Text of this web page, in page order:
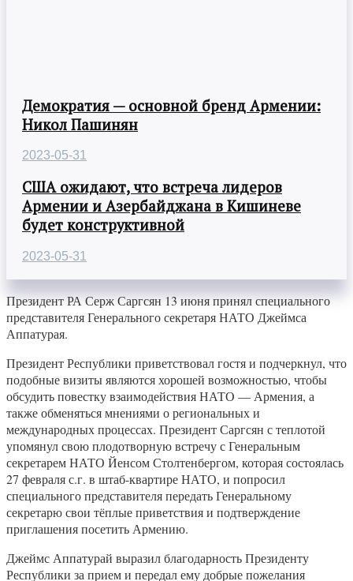
Демократия — основной бренд Армении:
Никол Пашинян
2023-05-31
США ожидают, что встреча лидеров
Армении и Азербайджана в Кишиневе
будет конструктивной
2023-05-31
Президент РА Серж Саргсян 13 июня принял специального
представителя Генерального секретаря НАТО Джеймса
Аппатурая.
Президент Республики приветствовал гостя и подчеркнул, что
подобные визиты являются хорошей возможностью, чтобы
обсудить повестку взаимодействия НАТО — Армения, а
также обменяться мнениями о региональных и
международных процессах. Президент Саргсян с теплотой
упомянул свою плодотворную встречу с Генеральным
секретарем НАТО Йенсом Столтенбергом, которая состоялась
27 февраля с.г. в штаб-квартире НАТО, и попросил
специального представителя передать Генеральному
секретарю свои тёплые приветствия и подтверждение
приглашения посетить Армению.
Джеймс Аппатурай выразил благодарность Президенту
Республики за прием и передал ему добрые пожелания